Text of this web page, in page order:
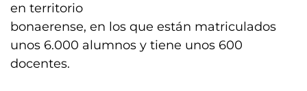
en territorio
bonaerense, en los que están matriculados
unos 6.000 alumnos y tiene unos 600
docentes.